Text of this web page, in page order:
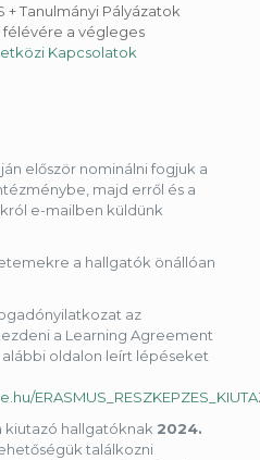
+ Tanulmányi Pályázatok
félévére a végleges
Kapcsolatok
először nominálni fogjuk a
majd erről és a
e-mailben küldünk
a hallgatók önállóan
az
a Learning Agreement
oldalon leírt lépéseket
kiutazó hallgatóknak 2024.
találkozni